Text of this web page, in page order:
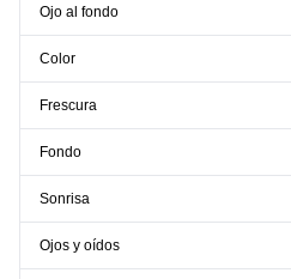
Ojo al fondo
Color
Frescura
Fondo
Sonrisa
Ojos y oídos